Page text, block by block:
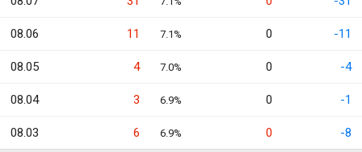
08.06 11 7.1% 0 -11
08.05 4 7.0% 0 -4
08.04 3 6.9% 0 -1
08.03 6 6.9% 0 -8